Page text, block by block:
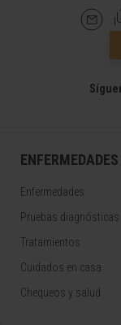
Enfermedades
Pruebas diagnósticas
Tratamientos
Cuidados en casa
Chequeos y salud